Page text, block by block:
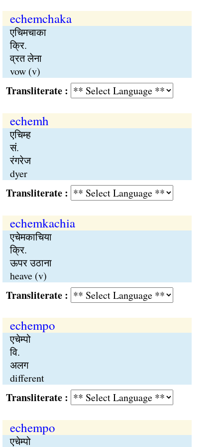
echemchaka
एचिमचाका
क्रि.
व्रत लेना
vow (v)
:
echemh
एचिम्ह
सं.
रंगरेज
dyer
:
echemkachia
एचेमकाचिया
क्रि.
ऊपर उठाना
heave (v)
:
echempo
एचेम्पो
वि.
अलग
different
:
echempo
एचेम्पो